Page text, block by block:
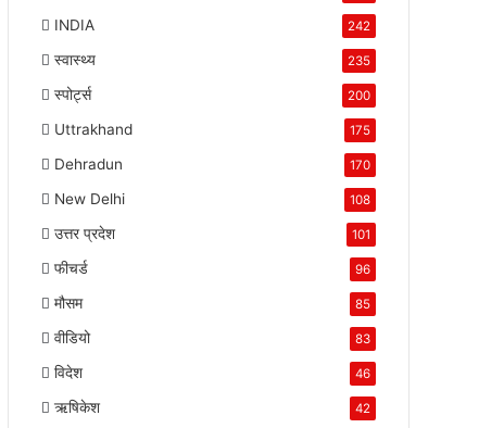
INDIA 242
स्वास्थ्य 235
स्पोर्ट्स 200
Uttrakhand 175
Dehradun 170
New Delhi 108
उत्तर प्रदेश 101
फीचर्ड 96
मौसम 85
वीडियो 83
विदेश 46
ऋषिकेश 42